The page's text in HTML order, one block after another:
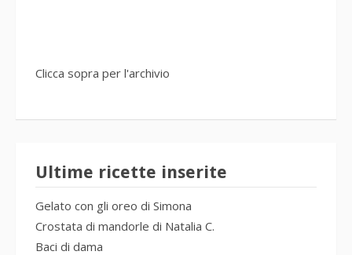
Clicca sopra per l'archivio
Ultime ricette inserite
Gelato con gli oreo di Simona
Crostata di mandorle di Natalia C.
Baci di dama